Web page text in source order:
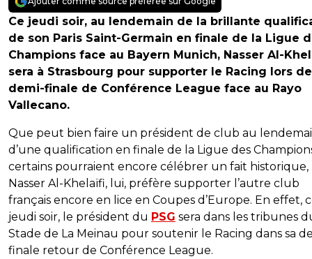
Ce jeudi soir, au lendemain de la brillante
de son Paris Saint-Germain en finale de la Ligue
Champions face au Bayern Munich, Nasser Al-
sera à Strasbourg pour supporter le Racing lors
demi-finale de Conférence League face au Rayo
Vallecano.
Que peut bien faire un président de club au
d’une qualification en finale de la Ligue des
certains pourraient encore célébrer un fait historique,
Nasser Al-Khelaïfi, lui, préfère supporter l’autre club
français encore en lice en Coupes d’Europe. En effet,
jeudi soir, le président du PSG sera dans les tribunes
Stade de La Meinau pour soutenir le Racing dans sa
finale retour de Conférence League.